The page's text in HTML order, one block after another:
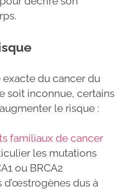
exacte du cancer du
soit inconnue, certains
le risque :
familiaux de cancer
les mutations
ou BRCA2
d’œstrogènes dus à